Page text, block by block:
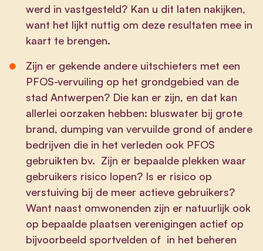
werd in vastgesteld? Kan u dit laten nakijken,
want het lijkt nuttig om deze resultaten mee in
kaart te brengen.
Zijn er gekende andere uitschieters met een
PFOS-vervuiling op het grondgebied van de
stad Antwerpen? Die kan er zijn, en dat kan
allerlei oorzaken hebben: bluswater bij grote
brand, dumping van vervuilde grond of andere
bedrijven die in het verleden ook PFOS
gebruikten bv. Zijn er bepaalde plekken waar
gebruikers risico lopen? Is er risico op
verstuiving bij de meer actieve gebruikers?
Want naast omwonenden zijn er natuurlijk ook
op bepaalde plaatsen verenigingen actief op
bijvoorbeeld sportvelden of in het beheren